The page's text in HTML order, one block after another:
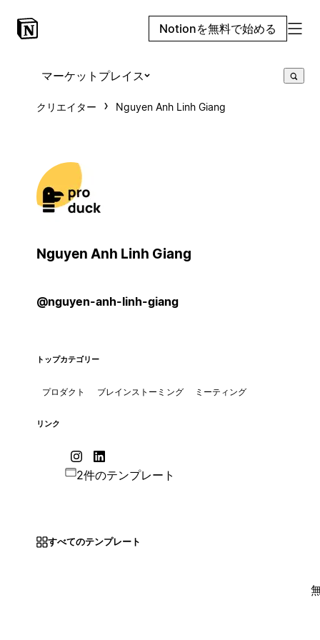
Notionを無料で始める
マーケットプレイス
クリエイター Nguyen Anh Linh Giang
Nguyen Anh Linh Giang
@nguyen-anh-linh-giang
トップカテゴリー
プロダクト ブレインストーミング ミーティング
リンク
2件のテンプレート
すべてのテンプレート